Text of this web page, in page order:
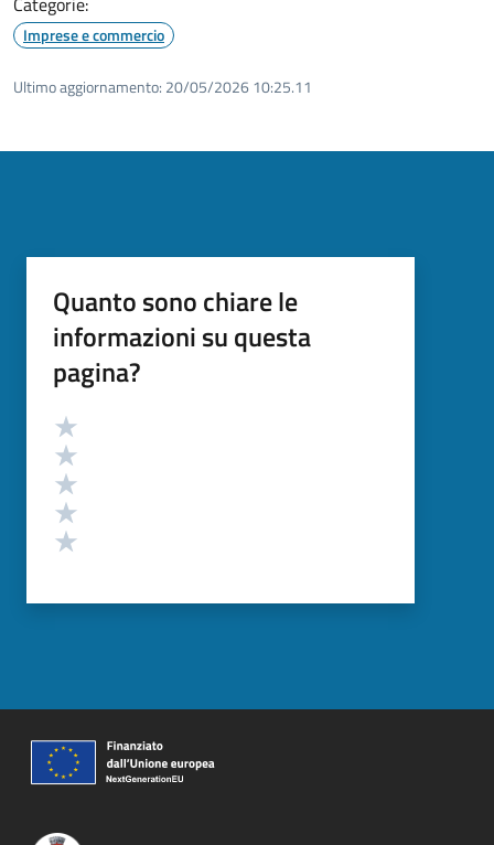
Imprese e commercio
Ultimo aggiornamento: 20/05/2026 10:25.11
Quanto sono chiare le
informazioni su questa
pagina?
Valutazione